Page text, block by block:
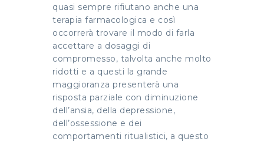
quasi sempre rifiutano anche una
terapia farmacologica e così
occorrerà trovare il modo di farla
accettare a dosaggi di
compromesso, talvolta anche molto
ridotti e a questi la grande
maggioranza presenterà una
risposta parziale con diminuzione
dell’ansia, della depressione,
dell’ossessione e dei
comportamenti ritualistici, a questo